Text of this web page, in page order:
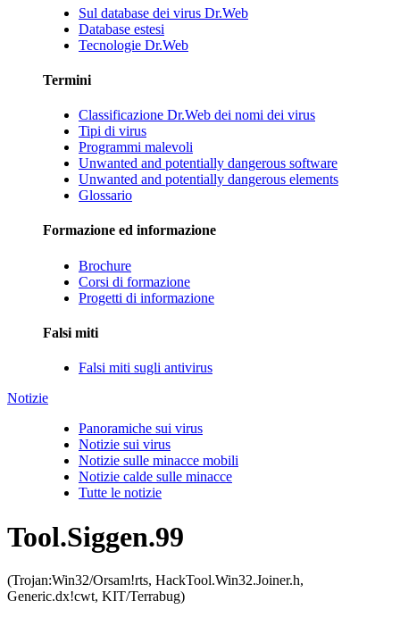
Sul database dei virus Dr.Web
Database estesi
Tecnologie Dr.Web
Termini
Classificazione Dr.Web dei nomi dei virus
Tipi di virus
Programmi malevoli
Unwanted and potentially dangerous software
Unwanted and potentially dangerous elements
Glossario
Formazione ed informazione
Brochure
Corsi di formazione
Progetti di informazione
Falsi miti
Falsi miti sugli antivirus
Notizie
Panoramiche sui virus
Notizie sui virus
Notizie sulle minacce mobili
Notizie calde sulle minacce
Tutte le notizie
Tool.Siggen.99
(Trojan:Win32/Orsam!rts, HackTool.Win32.Joiner.h,
Generic.dx!cwt, KIT/Terrabug)